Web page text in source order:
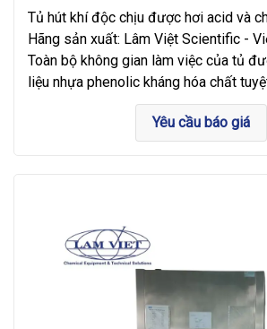
Tủ hút khí độc chịu được hơi acid và
Hãng sản xuất: Lâm Việt Scientific -
Toàn bộ không gian làm việc của tủ
liệu nhựa phenolic kháng hóa chất
Yêu cầu báo giá